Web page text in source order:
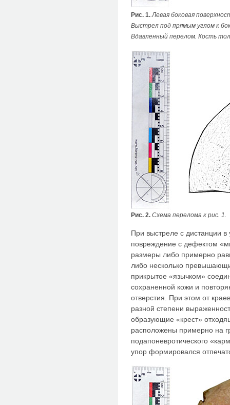
Рис. 1.Левая боковая
Выстрел под прямым углом к
Вдавленный перелом. Кость
Рис. 2. Схема перелома к рис. 1.
При выстреле с дистанции в
повреждение с дефектом
размеры либо примерно
либо несколько
прикрытое «язычком»
сохраненной кожи и
отверстия. При этом от
разной степени
образующие «крест»
расположены примерно на
подапоневротического
упор формировался